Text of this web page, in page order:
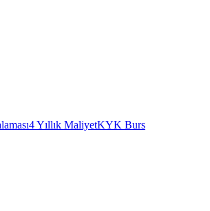
4 Yıllık MaliyetKYK Burs